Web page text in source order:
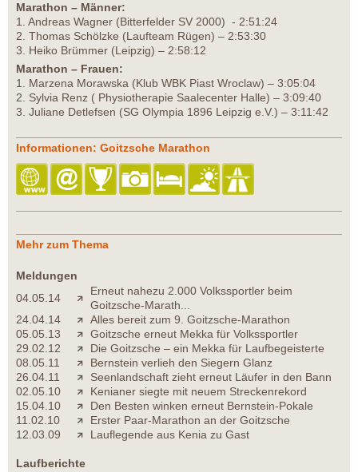
Marathon – Männer:
1. Andreas Wagner (Bitterfelder SV 2000) - 2:51:24
2. Thomas Schölzke (Laufteam Rügen) – 2:53:30
3. Heiko Brümmer (Leipzig) – 2:58:12
Marathon – Frauen:
1. Marzena Morawska (Klub WBK Piast Wroclaw) – 3:05:04
2. Sylvia Renz ( Physiotherapie Saalecenter Halle) – 3:09:40
3. Juliane Detlefsen (SG Olympia 1896 Leipzig e.V.) – 3:11:42
Informationen: Goitzsche Marathon
Mehr zum Thema
Meldungen
04.05.14
Erneut nahezu 2.000 Volkssportler beim
Goitzsche-Marath...
24.04.14
Alles bereit zum 9. Goitzsche-Marathon
05.05.13
Goitzsche erneut Mekka für Volkssportler
29.02.12
Die Goitzsche – ein Mekka für Laufbegeisterte
08.05.11
Bernstein verlieh den Siegern Glanz
26.04.11
Seenlandschaft zieht erneut Läufer in den Bann
02.05.10
Kenianer siegte mit neuem Streckenrekord
15.04.10
Den Besten winken erneut Bernstein-Pokale
11.02.10
Erster Paar-Marathon an der Goitzsche
12.03.09
Lauflegende aus Kenia zu Gast
Laufberichte